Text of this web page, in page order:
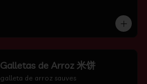
Galletas de Arroz 米饼
galleta de arroz sauves